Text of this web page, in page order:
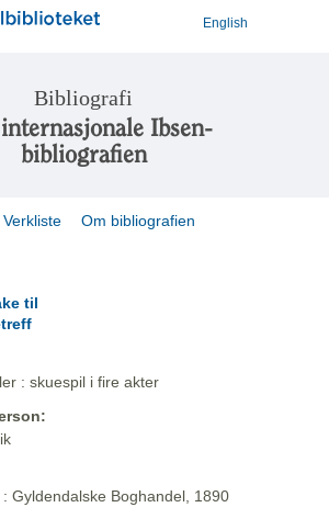
English
Bibliografi
Ibsen-
bibliografien
Verkliste Om bibliografien
til
: skuespil i fire akter
Gyldendalske Boghandel, 1890